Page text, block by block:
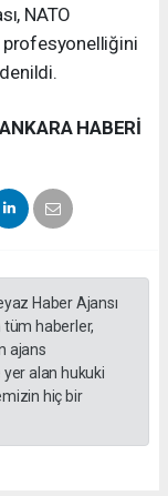
NATO
profesyonelliğini
ANKARA HABERİ
Haber Ajansı
tüm haberler,
ajans
alan hukuki
hiç bir